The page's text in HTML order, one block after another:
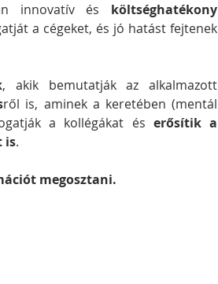
innovatív és költséghatékony
a cégeket, és jó hatást fejtenek
, akik bemutatják az alkalmazott
ről is, aminek a keretében (mentál
a kollégákat és erősítik a
is.
megosztani.